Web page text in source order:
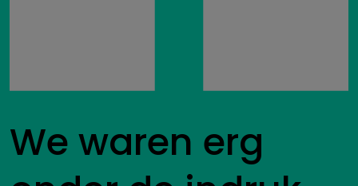
We waren erg